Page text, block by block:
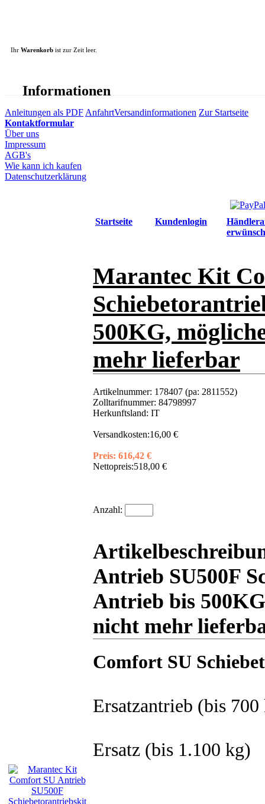
Ihr Warenkorb ist zur Zeit leer.
Informationen
Anleitungen als PDF AnfahrtVersandinformationen Zur Startseite
Kontaktformular
Über uns
Impressum
AGB's
Wie kann ich kaufen
Datenschutzerklärung
Startseite Kundenlogin
Marantec Kit
500KG,
mehr lieferbar
Artikelnummer: 178407 (pa: 2811552)
Zolltarifnummer: 84798997
Herkunftsland: IT
Versandkosten:16,00 €
Preis: 616,42 €
Nettopreis:518,00 €
Anzahl:
Antrieb SU500F
Antrieb bis
nicht mehr
Comfort SU
Ersatzantrieb (bis
Ersatz (bis 1.100 kg)